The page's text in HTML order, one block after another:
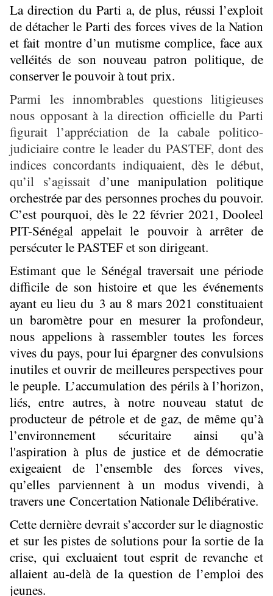
La direction du Parti a, de plus, réussi l’exploit
de détacher le Parti des forces vives de la Nation
et fait montre d’un mutisme complice, face aux
velléités de son nouveau patron politique, de
conserver le pouvoir à tout prix.
Parmi les innombrables questions litigieuses
nous opposant à la direction officielle du Parti
figurait l’appréciation de la cabale politico-
judiciaire contre le leader du PASTEF, dont des
indices concordants indiquaient, dès le début,
qu’il s’agissait d’une manipulation politique
orchestrée par des personnes proches du pouvoir.
C’est pourquoi, dès le 22 février 2021, Dooleel
PIT-Sénégal appelait le pouvoir à arrêter de
persécuter le PASTEF et son dirigeant.
Estimant que le Sénégal traversait une période
difficile de son histoire et que les événements
ayant eu lieu du 3 au 8 mars 2021 constituaient
un baromètre pour en mesurer la profondeur,
nous appelions à rassembler toutes les forces
vives du pays, pour lui épargner des convulsions
inutiles et ouvrir de meilleures perspectives pour
le peuple. L’accumulation des périls à l’horizon,
liés, entre autres, à notre nouveau statut de
producteur de pétrole et de gaz, de même qu’à
l’environnement sécuritaire ainsi qu’à
l'aspiration à plus de justice et de démocratie
exigeaient de l’ensemble des forces vives,
qu’elles parviennent à un modus vivendi, à
travers une Concertation Nationale Délibérative.
Cette dernière devrait s’accorder sur le diagnostic
et sur les pistes de solutions pour la sortie de la
crise, qui excluaient tout esprit de revanche et
allaient au-delà de la question de l’emploi des
jeunes.